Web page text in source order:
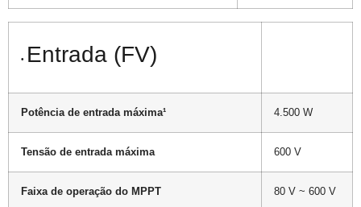
• Entrada (FV)
Potência de entrada máxima¹ 4.500 W
Tensão de entrada máxima 600 V
Faixa de operação do MPPT 80 V ~ 600 V